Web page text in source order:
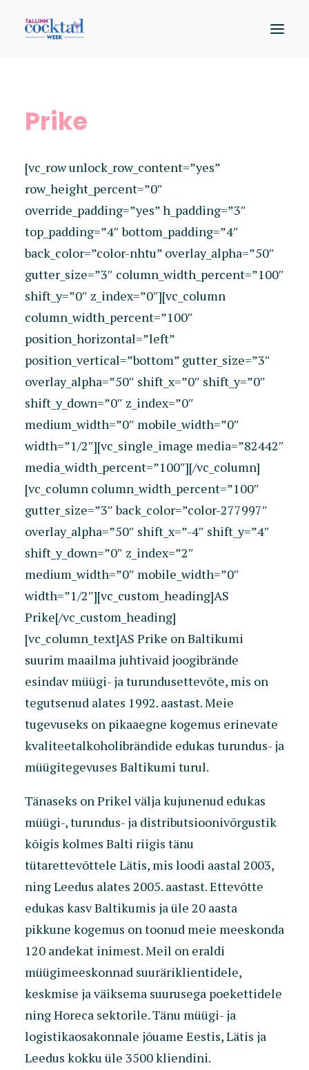
Kaart
Hääleta
Prike
[vc_row unlock_row_content=”yes”
row_height_percent=”0″
override_padding=”yes” h_padding=”3″
top_padding=”4″ bottom_padding=”4″
back_color=”color-nhtu” overlay_alpha=”50″
gutter_size=”3″ column_width_percent=”100″
shift_y=”0″ z_index=”0″][vc_column
column_width_percent=”100″
position_horizontal=”left”
position_vertical=”bottom” gutter_size=”3″
overlay_alpha=”50″ shift_x=”0″ shift_y=”0″
shift_y_down=”0″ z_index=”0″
medium_width=”0″ mobile_width=”0″
width=”1/2″][vc_single_image media=”82442″
media_width_percent=”100″][/vc_column]
[vc_column column_width_percent=”100″
gutter_size=”3″ back_color=”color-277997″
overlay_alpha=”50″ shift_x=”-4″ shift_y=”4″
shift_y_down=”0″ z_index=”2″
medium_width=”0″ mobile_width=”0″
width=”1/2″][vc_custom_heading]AS
Prike[/vc_custom_heading]
[vc_column_text]AS Prike on Baltikumi
suurim maailma juhtivaid joogibrände
esindav müügi- ja turundusettevõte, mis on
tegutsenud alates 1992. aastast. Meie
tugevuseks on pikaaegne kogemus erinevate
kvaliteetalkoholibrändide edukas turundus- ja
müügitegevuses Baltikumi turul.
Tänaseks on Prikel välja kujunenud edukas
müügi-, turundus- ja distributsioonivõrgustik
kõigis kolmes Balti riigis tänu
tütarettevõttele Lätis, mis loodi aastal 2003,
ning Leedus alates 2005. aastast. Ettevõtte
edukas kasv Baltikumis ja üle 20 aasta
pikkune kogemus on toonud meie meeskonda
120 andekat inimest. Meil on eraldi
müügimeeskonnad suuräriklientidele,
keskmise ja väiksema suurusega poekettidele
ning Horeca sektorile. Tänu müügi- ja
logistikaosakonnale jõuame Eestis, Lätis ja
Leedus kokku üle 3500 kliendini.